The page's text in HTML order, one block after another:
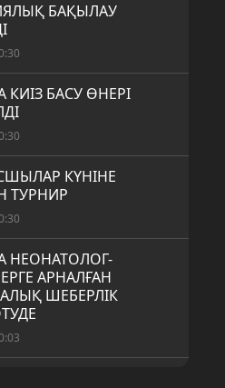
БАҚЫЛАУ
КИІЗ БАСУ ӨНЕРІ
КҮНІНЕ
ТУРНИР
НЕОНАТОЛОГ-
АРНАЛҒАН
ШЕБЕРЛІК